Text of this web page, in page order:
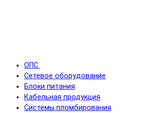
ОПС
Сетевое оборудование
Блоки питания
Кабельная продукция
Системы пломбирования